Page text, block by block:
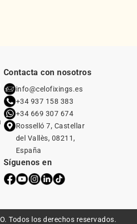
Contacta con nosotros
info@celofixings.es
+34 937 158 383
+34 669 307 674
Rosselló 7, Castellar
del Vallès, 08211,
España
Síguenos en
Todos los derechos reservados.